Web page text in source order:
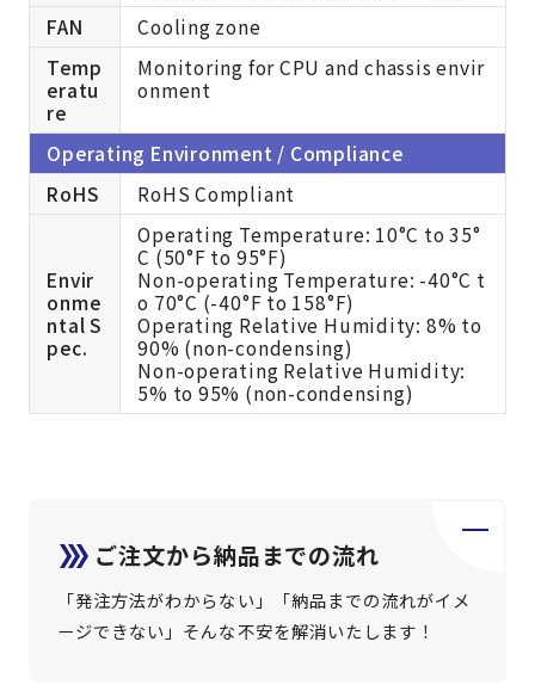
FAN
Cooling zone
Temp
eratu
re
Monitoring for CPU and chassis envir
onment
Operating Environment / Compliance
RoHS
RoHS Compliant
Envir
onme
ntal S
pec.
Operating Temperature: 10°C to 35°
C (50°F to 95°F)
Non-operating Temperature: -40°C t
o 70°C (-40°F to 158°F)
Operating Relative Humidity: 8% to
90% (non-condensing)
Non-operating Relative Humidity:
5% to 95% (non-condensing)
ご注文から納品までの流れ
「発注方法がわからない」「納品までの流れがイメ
ージできない」そんな不安を解消いたします！